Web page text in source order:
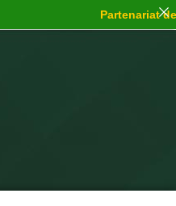
Partenariat de